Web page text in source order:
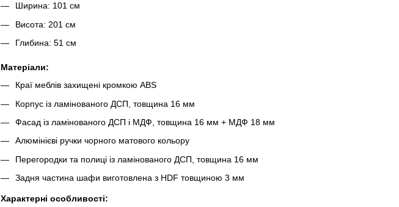
Ширина: 101 см
Висота: 201 см
Глибина: 51 см
Матеріали:
Краї меблів захищені кромкою ABS
Корпус із ламінованого ДСП, товщина 16 мм
Фасад із ламінованого ДСП і МДФ, товщина 16 мм + МДФ 18 мм
Алюмінієві ручки чорного матового кольору
Перегородки та полиці із ламінованого ДСП, товщина 16 мм
Задня частина шафи виготовлена з HDF товщиною 3 мм
Характерні особливості: